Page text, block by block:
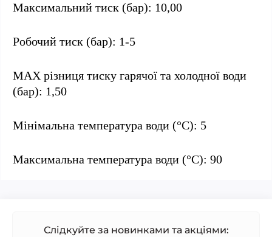
Максимальний тиск (бар): 10,00
Робочий тиск (бар): 1-5
MAX різниця тиску гарячої та холодної води
(бар): 1,50
Мінімальна температура води (°C): 5
Максимальна температура води (°C): 90
Слідкуйте за новинками та акціями: